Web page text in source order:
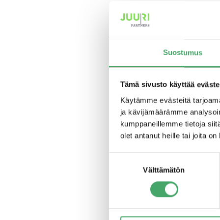
Suostumus
Tämä sivusto käyttää
Käytämme evästeitä
ja kävijämäärämme
kumppaneillemme tietoja
olet antanut heille tai joita
Välttämätön
Paananen on
ja omistajana
arvoa.”Juuren
yrittäjiä ja
yrittäjätausta
hallituksen
luotan, että
arvioi sekä
tyyppiselle